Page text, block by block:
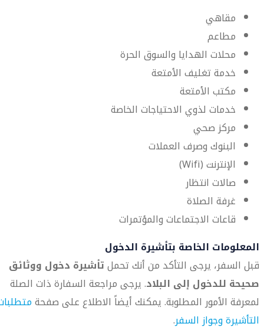
مقاهي
مطاعم
محلات الهدايا والسوق الحرة
خدمة تغليف الأمتعة
مكتب الأمتعة
خدمات لذوي الاحتياجات الخاصة
مركز صحي
البنوك وصرف العملات
الإنترنت (Wifi)
صالات انتظار
غرفة الصلاة
قاعات الاجتماعات والمؤتمرات
المعلومات الخاصة بتأشيرة الدخول
قبل السفر، يرجى التأكد من أنك تحملتأشيرة دخول ووثائق
صحيحة للدخول إلى البلاد. يرجى مراجعة السفارة ذات الصلة
لمعرفة الأمور المطلوبة. يمكنك أيضاً الاطلاع على صفحة
التأشيرة وجواز السفر.